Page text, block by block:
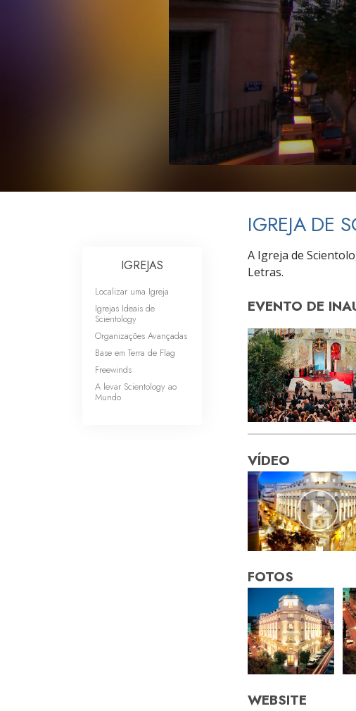
O que é a Grandeza?
IGREJA DE
A Igreja de
Letras.
EVENTO DE
VÍDEO
FOTOS
WEBSITE
IGREJAS
Localizar uma Igreja
Igrejas Ideais de
Scientology
Organizações Avançadas
Base em Terra de Flag
Freewinds
A levar Scientology ao
Mundo